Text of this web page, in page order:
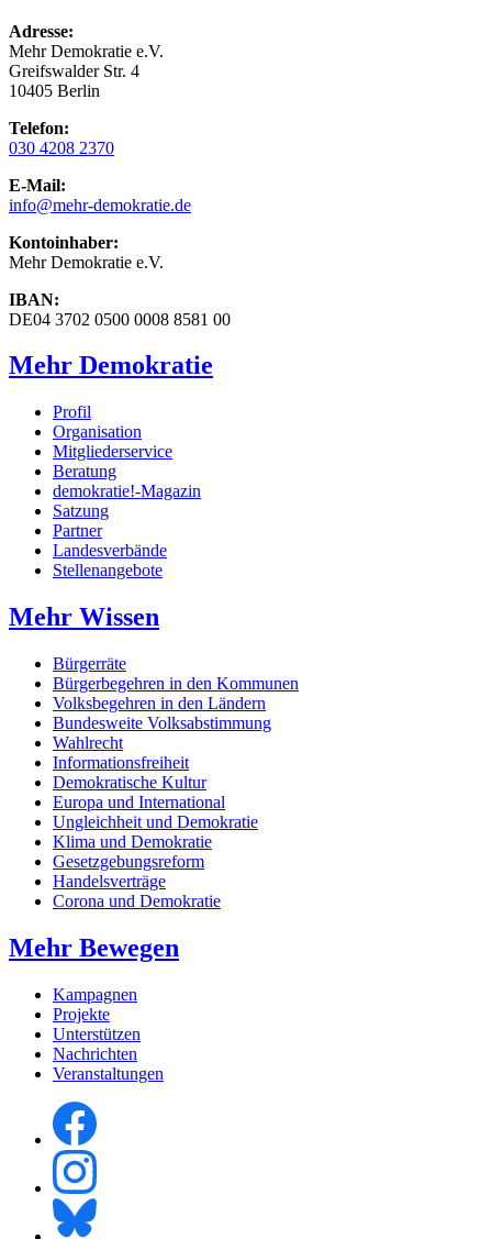
Adresse:
Mehr Demokratie e.V.
Greifswalder Str. 4
10405 Berlin
Telefon:
030 4208 2370
E-Mail:
info@mehr-demokratie.de
Kontoinhaber:
Mehr Demokratie e.V.
IBAN:
DE04 3702 0500 0008 8581 00
Mehr Demokratie
Profil
Organisation
Mitgliederservice
Beratung
demokratie!-Magazin
Satzung
Partner
Landesverbände
Stellenangebote
Mehr Wissen
Bürgerräte
Bürgerbegehren in den Kommunen
Volksbegehren in den Ländern
Bundesweite Volksabstimmung
Wahlrecht
Informationsfreiheit
Demokratische Kultur
Europa und International
Ungleichheit und Demokratie
Klima und Demokratie
Gesetzgebungsreform
Handelsverträge
Corona und Demokratie
Mehr Bewegen
Kampagnen
Projekte
Unterstützen
Nachrichten
Veranstaltungen